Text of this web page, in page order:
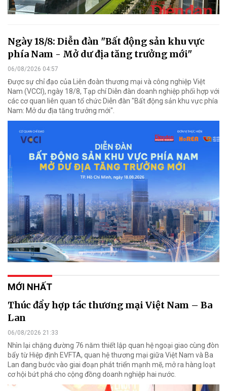
Ngày 18/8: Diễn đàn "Bất động sản khu vực
phía Nam - Mở dư địa tăng trưởng mới"
06/08/2026 04:57
Được sự chỉ đạo của Liên đoàn thương mại và công nghiệp Việt
Nam (VCCI), ngày 18/8, Tạp chí Diễn đàn doanh nghiệp phối hợp với
các cơ quan liên quan tổ chức Diễn đàn "Bất động sản khu vực phía
Nam: Mở dư địa tăng trưởng mới".
MỚI NHẤT
Thúc đẩy hợp tác thương mại Việt Nam – Ba
Lan
06/08/2026 21:33
Nhìn lại chặng đường 76 năm thiết lập quan hệ ngoại giao cùng đòn
bẩy từ Hiệp định EVFTA, quan hệ thương mại giữa Việt Nam và Ba
Lan đang bước vào giai đoạn phát triển mạnh mẽ, mở ra hàng loạt
cơ hội bứt phá cho cộng đồng doanh nghiệp hai nước.